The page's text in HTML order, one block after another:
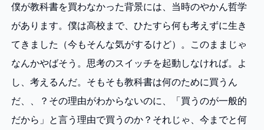
僕が教科書を買わなかった背景には、当時のやかん哲学
があります。僕は高校まで、ひたすら何も考えずに生き
てきました（今もそんな気がするけど）。このままじゃ
なんかやばそう。思考のスイッチを起動しなければ。よ
し、考えるんだ。そもそも教科書は何のために買うん
だ、、？その理由がわからないのに、「買うのが一般的
だから」と言う理由で買うのか？それじゃ、今までと何